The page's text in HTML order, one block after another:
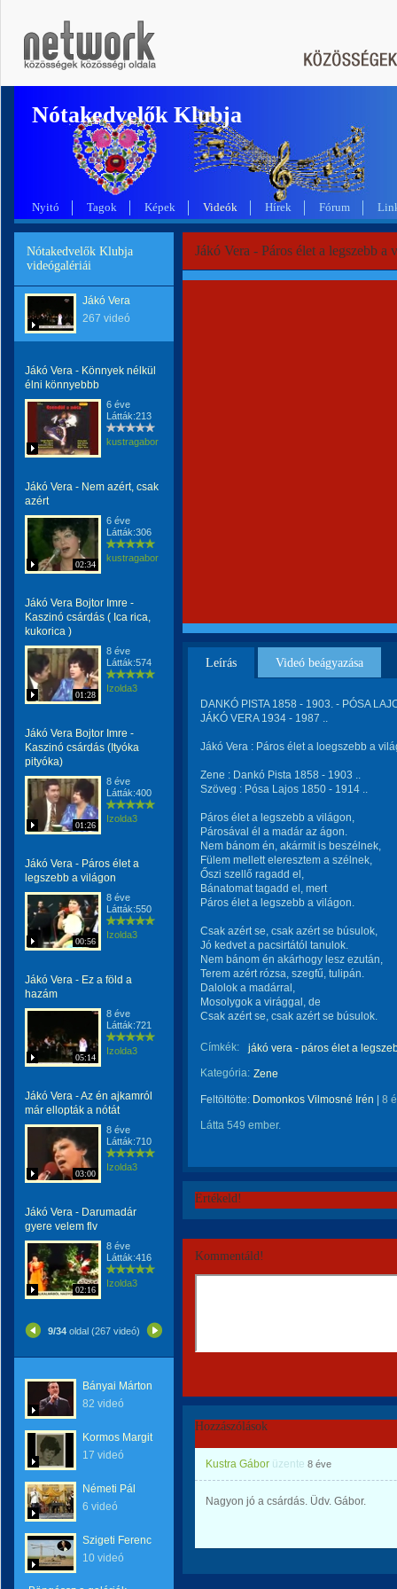
Nótakedvelők Klubja
Nyitó Tagok Képek Videók Hírek Fórum
Nótakedvelők Klubja
videógalériái
Jákó Vera
267 videó
Jákó Vera - Könnyek nélkül
élni könnyebbb
6 éve
Látták:213
kustragabor
Jákó Vera - Nem azért, csak
azért
02:34
6 éve
Látták:306
kustragabor
Jákó Vera Bojtor Imre -
Kaszinó csárdás ( Ica rica,
kukorica )
01:28
8 éve
Látták:574
Izolda3
Jákó Vera Bojtor Imre -
Kaszinó csárdás (Ityóka
pityóka)
01:26
8 éve
Látták:400
Izolda3
Jákó Vera - Páros élet a
legszebb a világon
00:56
8 éve
Látták:550
Izolda3
Jákó Vera - Ez a föld a
hazám
05:14
8 éve
Látták:721
Izolda3
Jákó Vera - Az én ajkamról
már ellopták a nótát
03:00
8 éve
Látták:710
Izolda3
Jákó Vera - Darumadár
gyere velem flv
02:16
8 éve
Látták:416
Izolda3
9/34 oldal (267 videó)
Bányai Márton
82 videó
Kormos Margit
17 videó
Németi Pál
6 videó
Szigeti Ferenc
10 videó
Jákó Vera - Páros élet a legszebb a
Leírás Videó beágyazása
DANKÓ PISTA 1858 - 1903. - PÓSA
JÁKÓ VERA 1934 - 1987 ..
Jákó Vera : Páros élet a loegszebb a
Zene : Dankó Pista 1858 - 1903 ..
Szöveg : Pósa Lajos 1850 - 1914 ..
Páros élet a legszebb a világon,
Párosával él a madár az ágon.
Nem bánom én, akármit is beszélnek,
Fülem mellett eleresztem a szélnek,
Őszi szellő ragadd el,
Bánatomat tagadd el, mert
Páros élet a legszebb a világon.
Csak azért se, csak azért se búsulok,
Jó kedvet a pacsirtától tanulok.
Nem bánom én akárhogy lesz ezután,
Terem azért rózsa, szegfű, tulipán.
Dalolok a madárral,
Mosolygok a virággal, de
Csak azért se, csak azért se búsulok.
Címkék:
jákó vera - páros élet a
Kategória: Zene
Feltöltötte: Domonkos Vilmosné Irén 8
Látta 549 ember.
Értékeld!
Kommentáld!
Hozzászólások
Kustra Gábor üzente 8 éve
Nagyon jó a csárdás. Üdv. Gábor.